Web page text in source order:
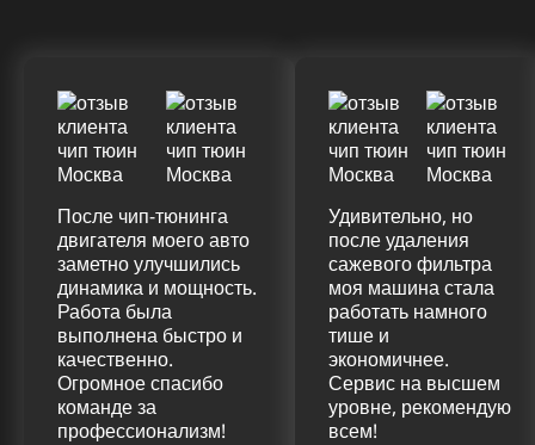
После чип-тюнинга
двигателя моего авто
заметно улучшились
динамика и мощность.
Работа была
выполнена быстро и
качественно.
Огромное спасибо
команде за
профессионализм!
Удивительно, но
после удаления
сажевого фильтра
моя машина стала
работать намного
тише и
экономичнее.
Сервис на высшем
уровне, рекомендую
всем!